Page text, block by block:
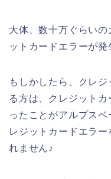
大体、数十万ぐらい
ットカードエラーが発
もしかしたら、クレ
る方は、クレジット
ったことがアルプス
レジットカードエラ
れません♪